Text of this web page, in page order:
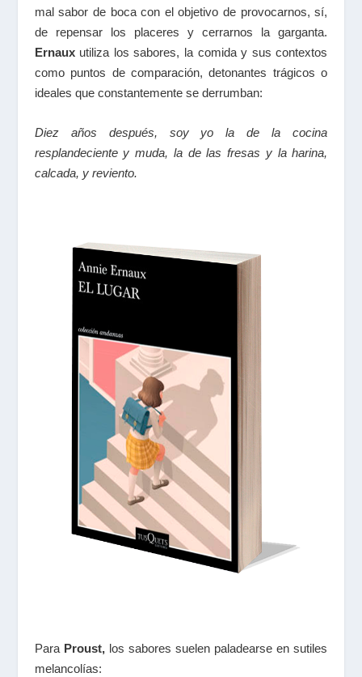
mal sabor de boca con el objetivo de provocarnos, sí,
de repensar los placeres y cerrarnos la garganta.
Ernauxutiliza los sabores, la comida y sus contextos
como puntos de comparación, detonantes trágicos o
ideales que constantemente se derrumban:
Diez años después, soy yola de la cocina
resplandeciente y muda, la de las fresas y la harina,
calcada, y reviento.
Para Proust,los sabores suelen paladearse en sutiles
melancolías: